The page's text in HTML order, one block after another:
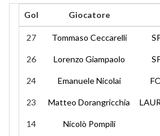
Gol Giocatore
27 Tommaso Ceccarelli
26 Lorenzo Giampaolo
24 Emanuele Nicolai
23 Matteo Dorangricchia
14 Nicolò Pompili